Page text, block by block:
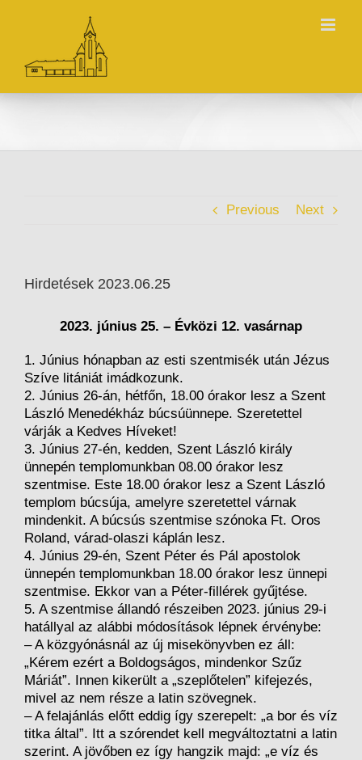
Previous Next
Hirdetések 2023.06.25
2023. június 25. – Évközi 12. vasárnap
1. Június hónapban az esti szentmisék után Jézus
Szíve litániát imádkozunk.
2. Június 26-án, hétfőn, 18.00 órakor lesz a Szent
László Menedékház búcsúünnepe. Szeretettel
várják a Kedves Híveket!
3. Június 27-én, kedden, Szent László király
ünnepén templomunkban 08.00 órakor lesz
szentmise. Este 18.00 órakor lesz a Szent László
templom búcsúja, amelyre szeretettel várnak
mindenkit. A búcsús szentmise szónoka Ft. Oros
Roland, várad-olaszi káplán lesz.
4. Június 29-én, Szent Péter és Pál apostolok
ünnepén templomunkban 18.00 órakor lesz ünnepi
szentmise. Ekkor van a Péter-fillérek gyűjtése.
5. A szentmise állandó részeiben 2023. június 29-i
hatállyal az alábbi módosítások lépnek érvénybe:
– A közgyónásnál az új misekönyvben ez áll:
„Kérem ezért a Boldogságos, mindenkor Szűz
Máriát”. Innen kikerült a „szeplőtelen” kifejezés,
mivel az nem része a latin szövegnek.
– A felajánlás előtt eddig így szerepelt: „a bor és víz
titka által”. Itt a szórendet kell megváltoztatni a latin
szerint. A jövőben ez így hangzik majd: „e víz és